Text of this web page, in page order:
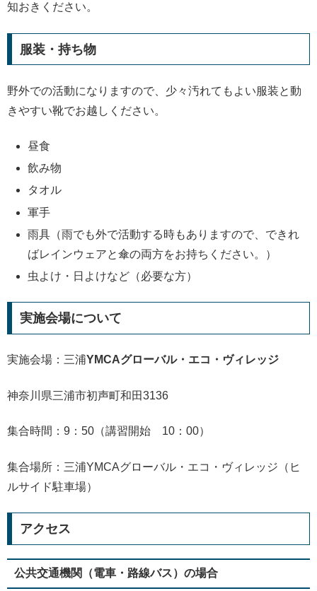
知おきください。
服装・持ち物
野外での活動になりますので、少々汚れてもよい服装と動
きやすい靴でお越しください。
昼食
飲み物
タオル
軍手
雨具（雨でも外で活動する時もありますので、できれ
ばレインウェアと傘の両方をお持ちください。）
虫よけ・日よけなど（必要な方）
実施会場について
実施会場：三浦YMCAグローバル・エコ・ヴィレッジ
神奈川県三浦市初声町和田3136
集合時間：9：50（講習開始 10：00）
集合場所：三浦YMCAグローバル・エコ・ヴィレッジ（ヒ
ルサイド駐車場）
アクセス
公共交通機関（電車・路線バス）の場合